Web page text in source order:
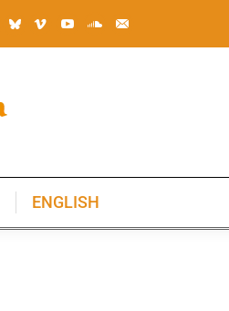
ENGLISH
ENGLISH